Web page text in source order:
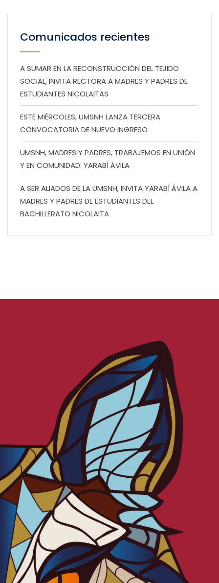
Comunicados recientes
A SUMAR EN LA RECONSTRUCCIÓN DEL TEJIDO
SOCIAL, INVITA RECTORA A MADRES Y PADRES DE
ESTUDIANTES NICOLAITAS
ESTE MIÉRCOLES, UMSNH LANZA TERCERA
CONVOCATORIA DE NUEVO INGRESO
UMSNH, MADRES Y PADRES, TRABAJEMOS EN UNIÓN
Y EN COMUNIDAD: YARABÍ ÁVILA
A SER ALIADOS DE LA UMSNH, INVITA YARABÍ ÁVILA A
MADRES Y PADRES DE ESTUDIANTES DEL
BACHILLERATO NICOLAITA